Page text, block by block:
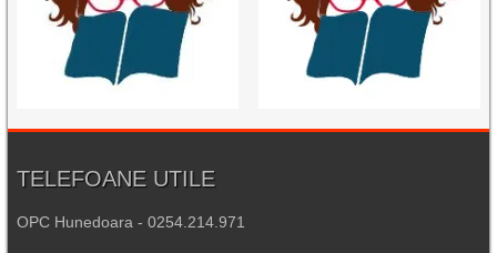
TELEFOANE UTILE
OPC Hunedoara - 0254.214.971